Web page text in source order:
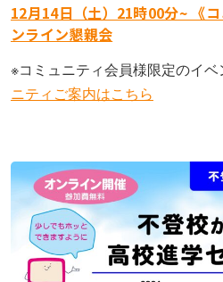
12月14日（土）21時00分~ 《
ンライン懇親会
※コミュニティ会員様限定のイ
ニティご案内はこちら